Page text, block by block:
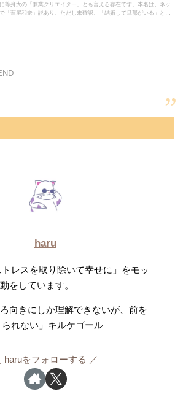
等身大の「兼業クリエイター」とも言える存在です。本名は、ネッ
で「蓮尾和奈」説あり、ただし未確認。「結婚して旦那がいる」とい
haru
レスを取り除いて幸せに」をモッ
をしています。
向きにしか理解できないが、前を
れない」キルケゴール
haruをフォローする